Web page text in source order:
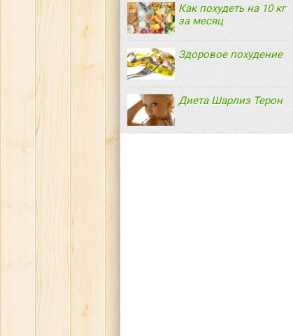
Как похудеть на 10 кг
за месяц
Здоровое похудение
Диета Шарлиз Терон